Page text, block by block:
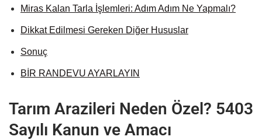
Miras Kalan Tarla İşlemleri: Adım Adım Ne Yapmalı?
Dikkat Edilmesi Gereken Diğer Hususlar
Sonuç
BİR RANDEVU AYARLAYIN
Tarım Arazileri Neden Özel? 5403
Sayılı Kanun ve Amacı